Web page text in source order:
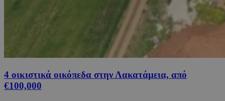
4 οικιστικά οικόπεδα στην Λακατάμεια, από
€100,000